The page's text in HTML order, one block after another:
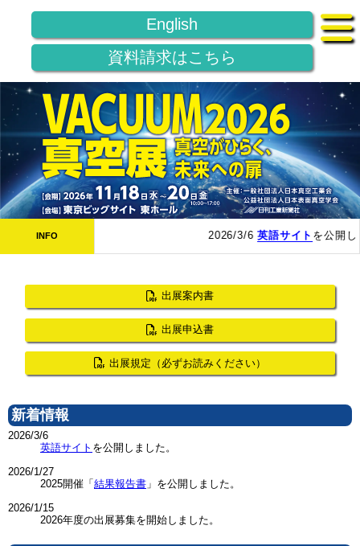
English
資料請求はこちら
INFO 2026/3/6英語サイトを公開し
出展案内書
出展申込書
出展規定 （必ずお読みください）
新着情報
2026/3/6
英語サイト を公開しました。
2026/1/27
2025開催「結果報告書 」を公開しました。
2026/1/15
2026年度の出展募集を開始しました。